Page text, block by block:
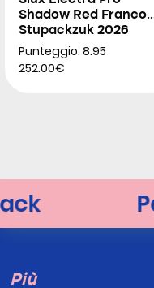
Shadow Red Franco
Stupackzuk 2026
Punteggio: 8.95
252.00€
Più